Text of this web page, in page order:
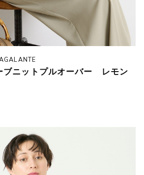
ブニットプルオーバー レモン